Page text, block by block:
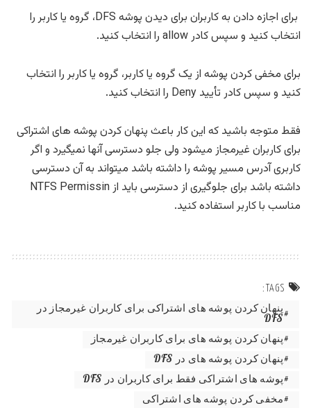
برای اجازه دادن به کاربران برای دیدن پوشه DFS، گروه یا کاربر را
انتخاب کنید و سپس کادر allow را انتخاب کنید.
برای مخفی کردن پوشه از یک گروه یا کاربر، گروه یا کاربر را انتخاب
کنید و سپس کادر تأیید Deny را انتخاب کنید.
فقط متوجه باشید که این کار باعث پنهان کردن پوشه های اشتراکی
برای کاربران غیرمجاز میشود ولی جلو دسترسی آنها نمیگیرد و اگر
کاربری آدرس مسیر پوشه را داشته باشد میتواند به آن دسترسی
داشته باشد برای جلوگیری از دسترسی باید از NTFS Permissin
مناسب با کاربر استفاده کنید.
TAGS:
پنهان کردن پوشه های اشتراکی برای کاربران غیرمجاز در
DFS
پنهان کردن پوشه های برای کاربران غیرمجاز
پنهان کردن پوشه های در DFS
پوشه های اشتراکی فقط برای کاربران در DFS
مخفی کردن پوشه های اشتراکی